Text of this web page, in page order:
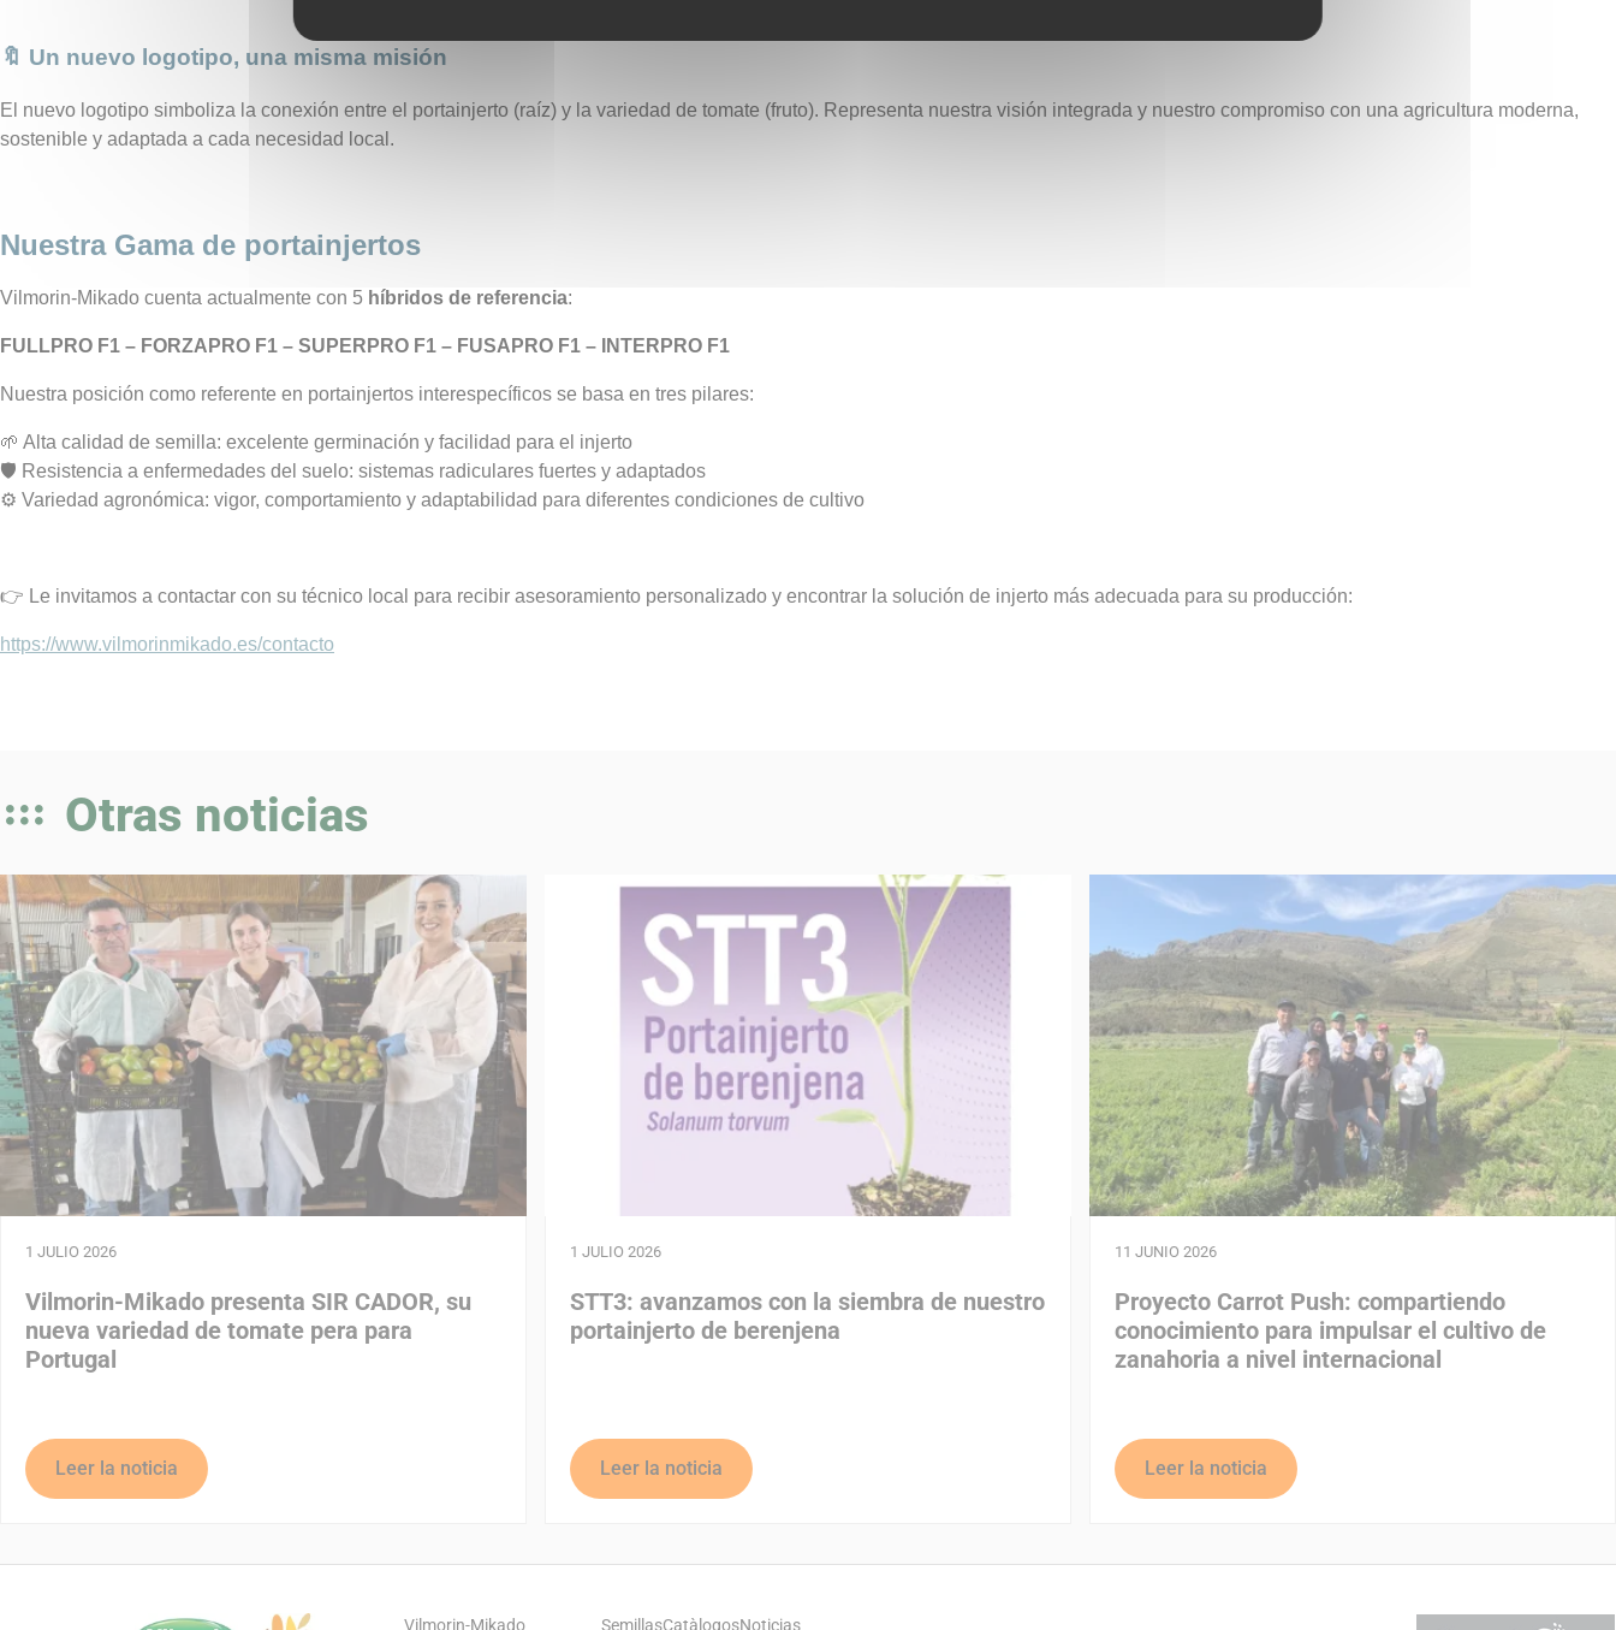
🔖 Un nuevo logotipo, una misma misión
El nuevo logotipo simboliza la conexión entre el portainjerto (raíz) y la variedad de tomate (fruto). Representa nuestra visión integrada y nuestro compromiso con una agricultura moderna,
sostenible y adaptada a cada necesidad local.
Nuestra Gama de portainjertos
Vilmorin-Mikado cuenta actualmente con 5 híbridos de referencia:
FULLPRO F1 – FORZAPRO F1 – SUPERPRO F1 – FUSAPRO F1 – INTERPRO F1
Nuestra posición como referente en portainjertos interespecíficos se basa en tres pilares:
🌱 Alta calidad de semilla: excelente germinación y facilidad para el injerto
🛡️ Resistencia a enfermedades del suelo: sistemas radiculares fuertes y adaptados
⚙️ Variedad agronómica: vigor, comportamiento y adaptabilidad para diferentes condiciones de cultivo
👉 Le invitamos a contactar con su técnico local para recibir asesoramiento personalizado y encontrar la solución de injerto más adecuada para su producción:
https://www.vilmorinmikado.es/contacto
Otras noticias
1 JULIO 2026
Vilmorin-Mikado presenta SIR CADOR, su
nueva variedad de tomate pera para
Portugal
Leer la noticia
1 JULIO 2026
STT3: avanzamos con la siembra de nuestro
portainjerto de berenjena
Leer la noticia
11 JUNIO 2026
Proyecto Carrot Push: compartiendo
conocimiento para impulsar el cultivo de
zanahoria a nivel internacional
Leer la noticia
Vilmorin-Mikado SemillasCatàlogosNoticias